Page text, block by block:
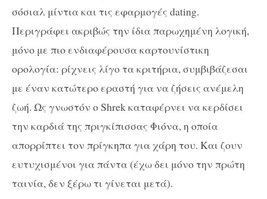
σόσιαλ μίντια και τις εφαρμογές dating.
Περιγράφει ακριβώς την ίδια παρωχημένη λογική,
μόνο με πιο ενδιαφέρουσα καρτουνίστικη
ορολογία: ρίχνεις λίγο τα κριτήρια, συμβιβάζεσαι
με έναν κατώτερο εραστή για να ζήσεις ανέμελη
ζωή. Ως γνωστόν ο Shrek καταφέρνει να κερδίσει
την καρδιά της πριγκίπισσας Φιόνα, η οποία
απορρίπτει τον πρίγκηπα για χάρη του. Και ζουν
ευτυχισμένοι για πάντα (έχω δει μόνο την πρώτη
ταινία, δεν ξέρω τι γίνεται μετά).